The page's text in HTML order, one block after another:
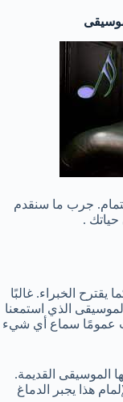
جرب ما سنقدم
حياتك .
يقترح الخبراء. غالبًا
الذي استمعنا
عمومًا سماع أي شيء
الموسيقى القديمة.
هذا يجبر الدماغ